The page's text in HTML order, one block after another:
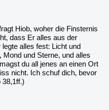
Hiob, woher die Finsternis
dass Er alles aus der
alles fest: Licht und
Mond und Sterne, und alles
du all jenes an einen Ort
nicht. Ich schuf dich, bevor
38,1ff.)